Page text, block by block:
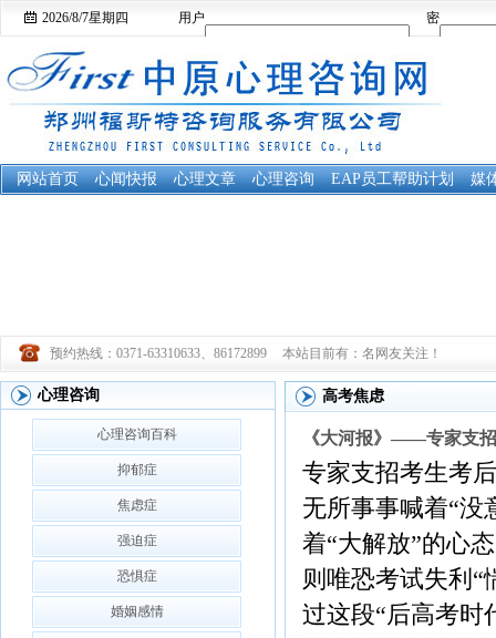
2026/8/7星期四 用户 密
网站首页 心闻快报 心理文章 心理咨询 EAP员工帮助计划 媒
预约热线：0371-63310633、86172899 本站目前有： 名网友关注！
心理咨询
心理咨询百科
抑郁症
焦虑症
强迫症
恐惧症
婚姻感情
高考焦虑
《大河报》——专家支
专家支招考生考
无所事事喊着“
着“大解放”的心
则唯恐考试失利“
过这段“后高考时